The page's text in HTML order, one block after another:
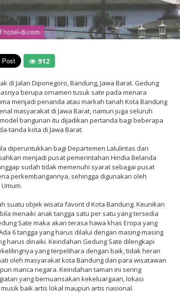
hotel-di.com
912
di Jalan Diponegoro, Bandung, Jawa Barat. Gedung
berupa ornamen tusuk sate pada menara
menjadi penanda atau markah tanah Kota Bandung
masyarakat di Jawa Barat, namun juga seluruh
bangunan itu dijadikan pertanda bagi beberapa
tanda kota di Jawa Barat.
diperuntukkan bagi Departemen Lalulintas dan
menjadi pusat pemerintahan Hindia Belanda
sudah tidak memenuhi syarat sebagai pusat
perkembangannya, sehingga digunakan oleh
suatu objek wisata favorit d Kota Bandung. Keunikan
menaiki anak tangga satu per satu yang tersedia
Sate maka akan terasa hawa khas Eropa yang
6 tangga yang harus dilalui dengan masing-masing
harus dinaiki. Keindahan Gedung Sate dilengkapi
yang terpelihara dengan baik, tidak heran
oleh masyarakat kota Bandung dan para wisatawan
manca negara. Keindahan taman ini sering
yang bernuansakan kekeluargaan, lokasi
baik artis lokal maupun artis nasional.